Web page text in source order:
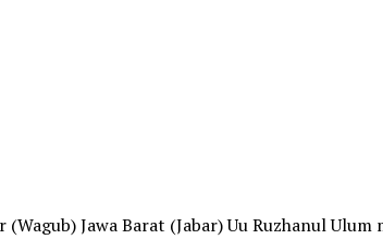
(Wagub) Jawa Barat (Jabar) Uu Ruzhanul